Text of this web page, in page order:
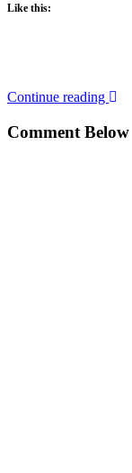
Like this:
Continue reading
Comment Below